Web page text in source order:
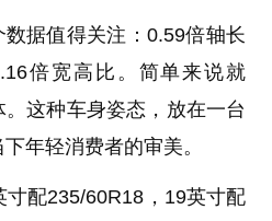
据值得关注：0.59倍轴长
倍宽高比。简单来说就
这种车身姿态，放在一台
年轻消费者的审美。
配235/60R18，19英寸配